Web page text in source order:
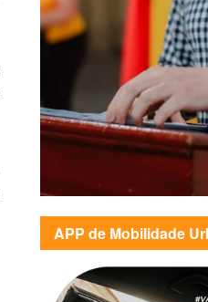
APP de Mobilidade